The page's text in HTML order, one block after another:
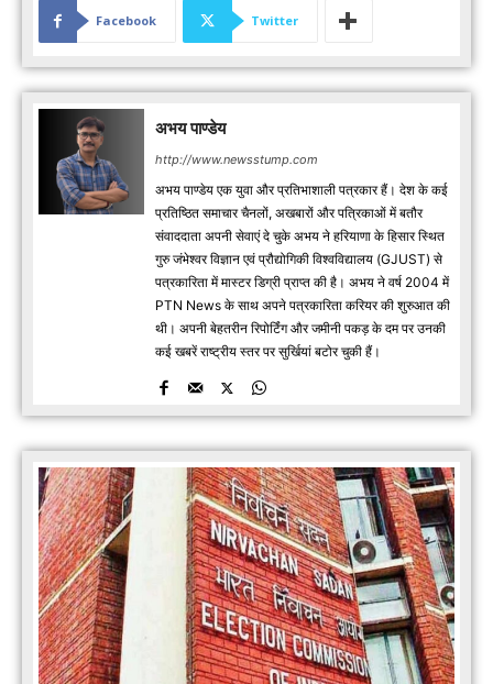
Facebook Twitter
अभय पाण्डेय
http://www.newsstump.com
अभय पाण्डेय एक युवा और प्रतिभाशाली पत्रकार हैं। देश के कई
प्रतिष्ठित समाचार चैनलों, अखबारों और पत्रिकाओं में बतौर
संवाददाता अपनी सेवाएं दे चुके अभय ने हरियाणा के हिसार स्थित
गुरु जंभेश्वर विज्ञान एवं प्रौद्योगिकी विश्वविद्यालय (GJUST) से
पत्रकारिता में मास्टर डिग्री प्राप्त की है। अभय ने वर्ष 2004 में
PTN News के साथ अपने पत्रकारिता करियर की शुरुआत की
थी। अपनी बेहतरीन रिपोर्टिंग और जमीनी पकड़ के दम पर उनकी
कई खबरें राष्ट्रीय स्तर पर सुर्खियां बटोर चुकी हैं।